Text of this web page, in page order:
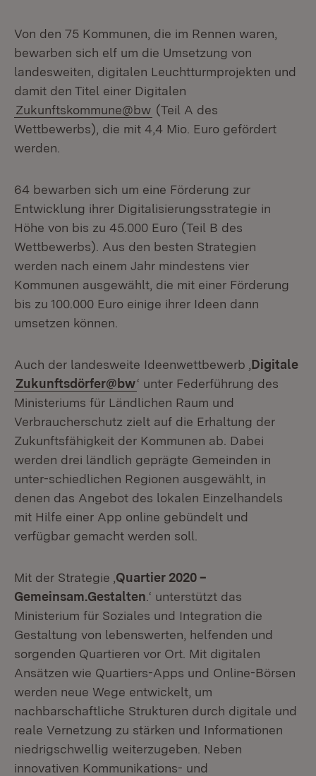
Von den 75 Kommunen, die im Rennen waren,
bewarben sich elf um die Umsetzung von
landesweiten, digitalen Leuchtturmprojekten und
damit den Titel einer Digitalen
Zukunftskommune@bw (Teil A des
Wettbewerbs), die mit 4,4 Mio. Euro gefördert
werden.
64 bewarben sich um eine Förderung zur
Entwicklung ihrer Digitalisierungsstrategie in
Höhe von bis zu 45.000 Euro (Teil B des
Wettbewerbs). Aus den besten Strategien
werden nach einem Jahr mindestens vier
Kommunen ausgewählt, die mit einer Förderung
bis zu 100.000 Euro einige ihrer Ideen dann
umsetzen können.
Auch der landesweite Ideenwettbewerb ‚ Digitale
Zukunftsdörfer@bw‘ unter Federführung des
Ministeriums für Ländlichen Raum und
Verbraucherschutz zielt auf die Erhaltung der
Zukunftsfähigkeit der Kommunen ab. Dabei
werden drei ländlich geprägte Gemeinden in
unter-schiedlichen Regionen ausgewählt, in
denen das Angebot des lokalen Einzelhandels
mit Hilfe einer App online gebündelt und
verfügbar gemacht werden soll.
Mit der Strategie ‚ Quartier 2020 –
Gemeinsam.Gestalten .‘ unterstützt das
Ministerium für Soziales und Integration die
Gestaltung von lebenswerten, helfenden und
sorgenden Quartieren vor Ort. Mit digitalen
Ansätzen wie Quartiers-Apps und Online-Börsen
werden neue Wege entwickelt, um
nachbarschaftliche Strukturen durch digitale und
reale Vernetzung zu stärken und Informationen
niedrigschwellig weiterzugeben. Neben
innovativen Kommunikations- und